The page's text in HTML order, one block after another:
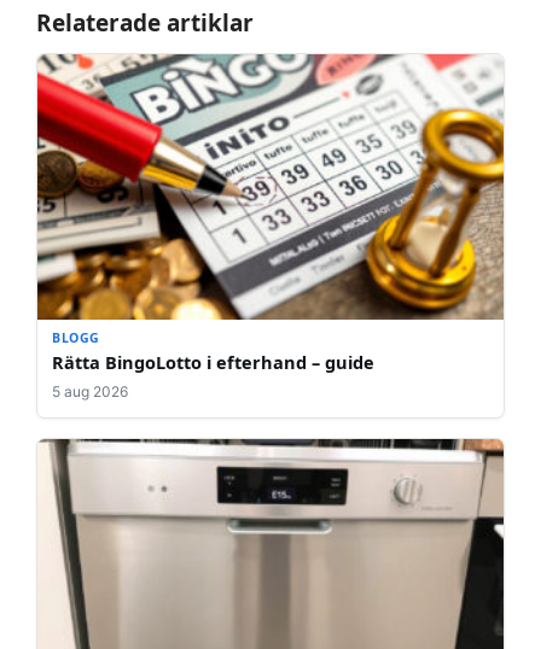
Relaterade artiklar
BLOGG
Rätta BingoLotto i efterhand – guide
5 aug 2026